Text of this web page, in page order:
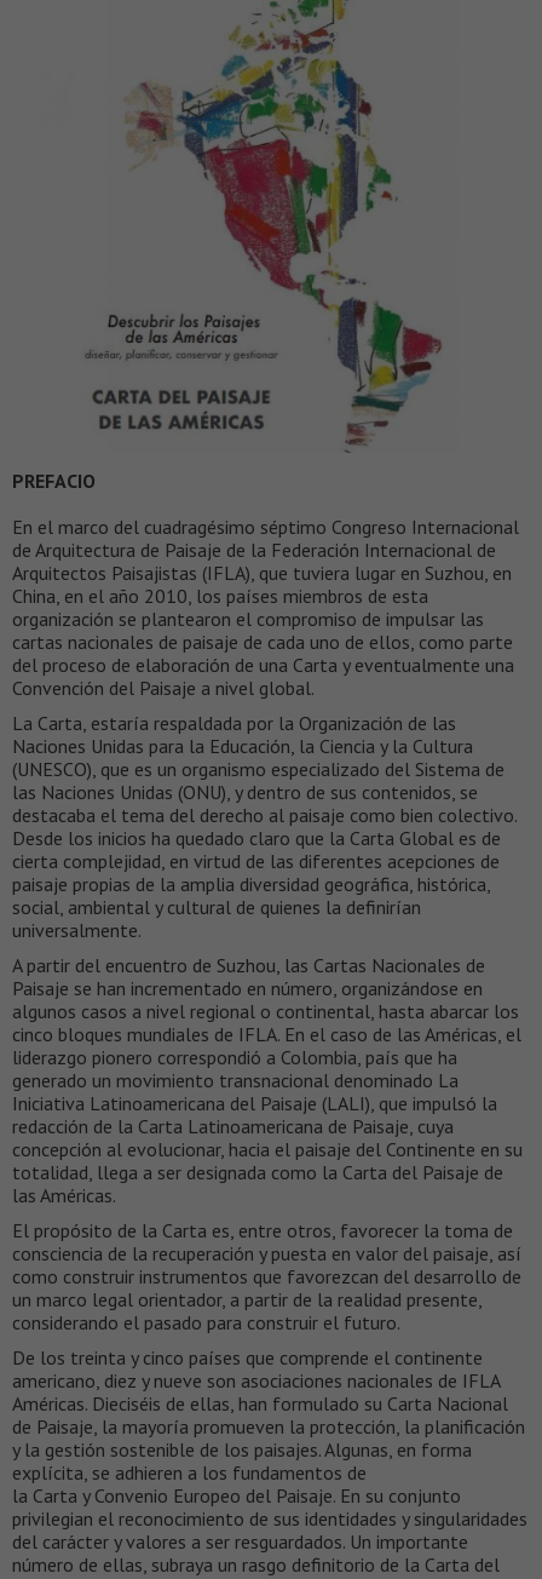
PREFACIO
En el marco del cuadragésimo séptimo Congreso Internacional
de Arquitectura de Paisaje de la Federación Internacional de
Arquitectos Paisajistas (IFLA), que tuviera lugar en Suzhou, en
China, en el año 2010, los países miembros de esta
organización se plantearon el compromiso de impulsar las
cartas nacionales de paisaje de cada uno de ellos, como parte
del proceso de elaboración de una Carta y eventualmente una
Convención del Paisaje a nivel global.
La Carta, estaría respaldada por la Organización de las
Naciones Unidas para la Educación, la Ciencia y la Cultura
(UNESCO), que es un organismo especializado del Sistema de
las Naciones Unidas (ONU), y dentro de sus contenidos, se
destacaba el tema del derecho al paisaje como bien colectivo.
Desde los inicios ha quedado claro que la Carta Global es de
cierta complejidad, en virtud de las diferentes acepciones de
paisaje propias de la amplia diversidad geográfica, histórica,
social, ambiental y cultural de quienes la definirían
universalmente.
A partir del encuentro de Suzhou, las Cartas Nacionales de
Paisaje se han incrementado en número, organizándose en
algunos casos a nivel regional o continental, hasta abarcar los
cinco bloques mundiales de IFLA. En el caso de las Américas, el
liderazgo pionero correspondió a Colombia, país que ha
generado un movimiento transnacional denominado La
Iniciativa Latinoamericana del Paisaje (LALI), que impulsó la
redacción de la Carta Latinoamericana de Paisaje, cuya
concepción al evolucionar, hacia el paisaje del Continente en su
totalidad, llega a ser designada como la Carta del Paisaje de
las Américas.
El propósito de la Carta es, entre otros, favorecer la toma de
consciencia de la recuperación y puesta en valor del paisaje, así
como construir instrumentos que favorezcan del desarrollo de
un marco legal orientador, a partir de la realidad presente,
considerando el pasado para construir el futuro.
De los treinta y cinco países que comprende el continente
americano, diez y nueve son asociaciones nacionales de IFLA
Américas. Dieciséis de ellas, han formulado su Carta Nacional
de Paisaje, la mayoría promueven la protección, la planificación
y la gestión sostenible de los paisajes. Algunas, en forma
explícita, se adhieren a los fundamentos de
la Carta y Convenio Europeo del Paisaje. En su conjunto
privilegian el reconocimiento de sus identidades y singularidades
del carácter y valores a ser resguardados. Un importante
número de ellas, subraya un rasgo definitorio de la Carta del